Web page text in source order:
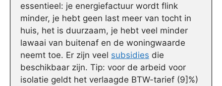
essentieel: je energiefactuur wordt flink
minder, je hebt geen last meer van tocht in
huis, het is duurzaam, je hebt veel minder
lawaai van buitenaf en de woningwaarde
neemt toe. Er zijn veel subsidies die
beschikbaar zijn. Tip: voor de arbeid voor
isolatie geldt het verlaagde BTW-tarief (9]%)